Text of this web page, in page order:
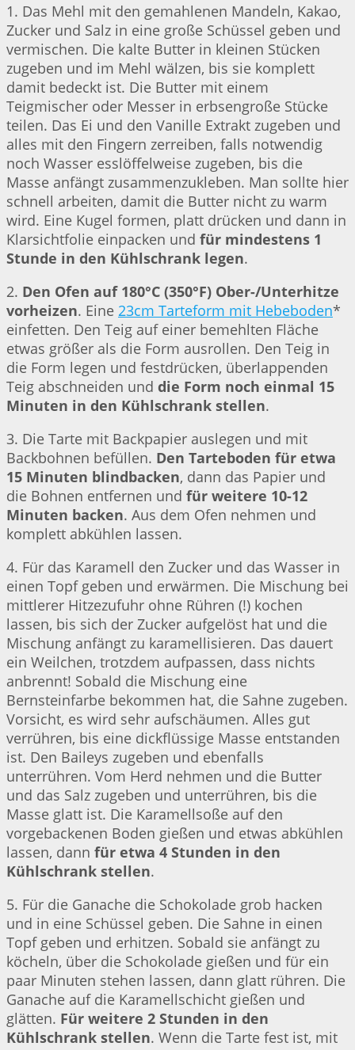
1. Das Mehl mit den gemahlenen Mandeln, Kakao,
Zucker und Salz in eine große Schüssel geben und
vermischen. Die kalte Butter in kleinen Stücken
zugeben und im Mehl wälzen, bis sie komplett
damit bedeckt ist. Die Butter mit einem
Teigmischer oder Messer in erbsengroße Stücke
teilen. Das Ei und den Vanille Extrakt zugeben und
alles mit den Fingern zerreiben, falls notwendig
noch Wasser esslöffelweise zugeben, bis die
Masse anfängt zusammenzukleben. Man sollte hier
schnell arbeiten, damit die Butter nicht zu warm
wird. Eine Kugel formen, platt drücken und dann in
Klarsichtfolie einpacken und für mindestens 1
Stunde in den Kühlschrank legen.
2. Den Ofen auf 180°C (350°F) Ober-/Unterhitze
vorheizen. Eine 23cm Tarteform mit Hebeboden*
einfetten. Den Teig auf einer bemehlten Fläche
etwas größer als die Form ausrollen. Den Teig in
die Form legen und festdrücken, überlappenden
Teig abschneiden und die Form noch einmal 15
Minuten in den Kühlschrank stellen.
3. Die Tarte mit Backpapier auslegen und mit
Backbohnen befüllen. Den Tarteboden für etwa
15 Minuten blindbacken, dann das Papier und
die Bohnen entfernen und für weitere 10-12
Minuten backen. Aus dem Ofen nehmen und
komplett abkühlen lassen.
4. Für das Karamell den Zucker und das Wasser in
einen Topf geben und erwärmen. Die Mischung bei
mittlerer Hitzezufuhr ohne Rühren (!) kochen
lassen, bis sich der Zucker aufgelöst hat und die
Mischung anfängt zu karamellisieren. Das dauert
ein Weilchen, trotzdem aufpassen, dass nichts
anbrennt! Sobald die Mischung eine
Bernsteinfarbe bekommen hat, die Sahne zugeben.
Vorsicht, es wird sehr aufschäumen. Alles gut
verrühren, bis eine dickflüssige Masse entstanden
ist. Den Baileys zugeben und ebenfalls
unterrühren. Vom Herd nehmen und die Butter
und das Salz zugeben und unterrühren, bis die
Masse glatt ist. Die Karamellsoße auf den
vorgebackenen Boden gießen und etwas abkühlen
lassen, dann für etwa 4 Stunden in den
Kühlschrank stellen.
5. Für die Ganache die Schokolade grob hacken
und in eine Schüssel geben. Die Sahne in einen
Topf geben und erhitzen. Sobald sie anfängt zu
köcheln, über die Schokolade gießen und für ein
paar Minuten stehen lassen, dann glatt rühren. Die
Ganache auf die Karamellschicht gießen und
glätten. Für weitere 2 Stunden in den
Kühlschrank stellen. Wenn die Tarte fest ist, mit